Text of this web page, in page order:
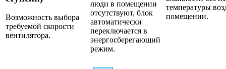
Возможность выбора
требуемой скорости
вентилятора.
люди в помещении
отсутствуют, блок
автоматически
переключается в
энергосберегающий
режим.
температуры
помещении.